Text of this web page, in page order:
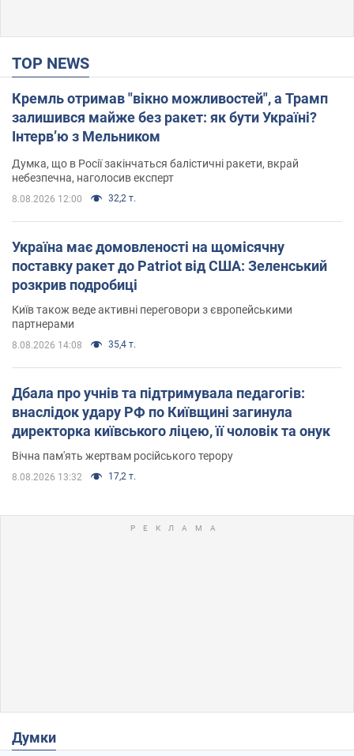
TOP NEWS
Кремль отримав "вікно можливостей", а Трамп
залишився майже без ракет: як бути Україні?
Інтерв’ю з Мельником
Думка, що в Росії закінчаться балістичні ракети, вкрай
небезпечна, наголосив експерт
8.08.2026 12:00 32,2 т.
Україна має домовленості на щомісячну
поставку ракет до Patriot від США: Зеленський
розкрив подробиці
Київ також веде активні переговори з європейськими
партнерами
8.08.2026 14:08 35,4 т.
Дбала про учнів та підтримувала педагогів:
внаслідок удару РФ по Київщині загинула
директорка київського ліцею, її чоловік та онук
Вічна пам'ять жертвам російського терору
8.08.2026 13:32 17,2 т.
Думки